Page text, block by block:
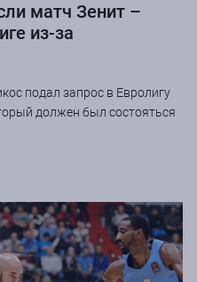
матч Зенит –
из-за
подал запрос в Евролигу
должен был состояться